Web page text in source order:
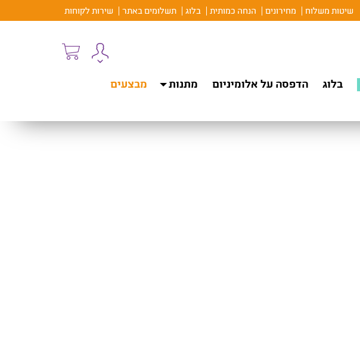
שיטות משלוח מחירונים הנחה כמותית בלוג תשלומים באתר שירות לקוחות
בלוג הדפסה על אלומיניום מתנות
מבצעים